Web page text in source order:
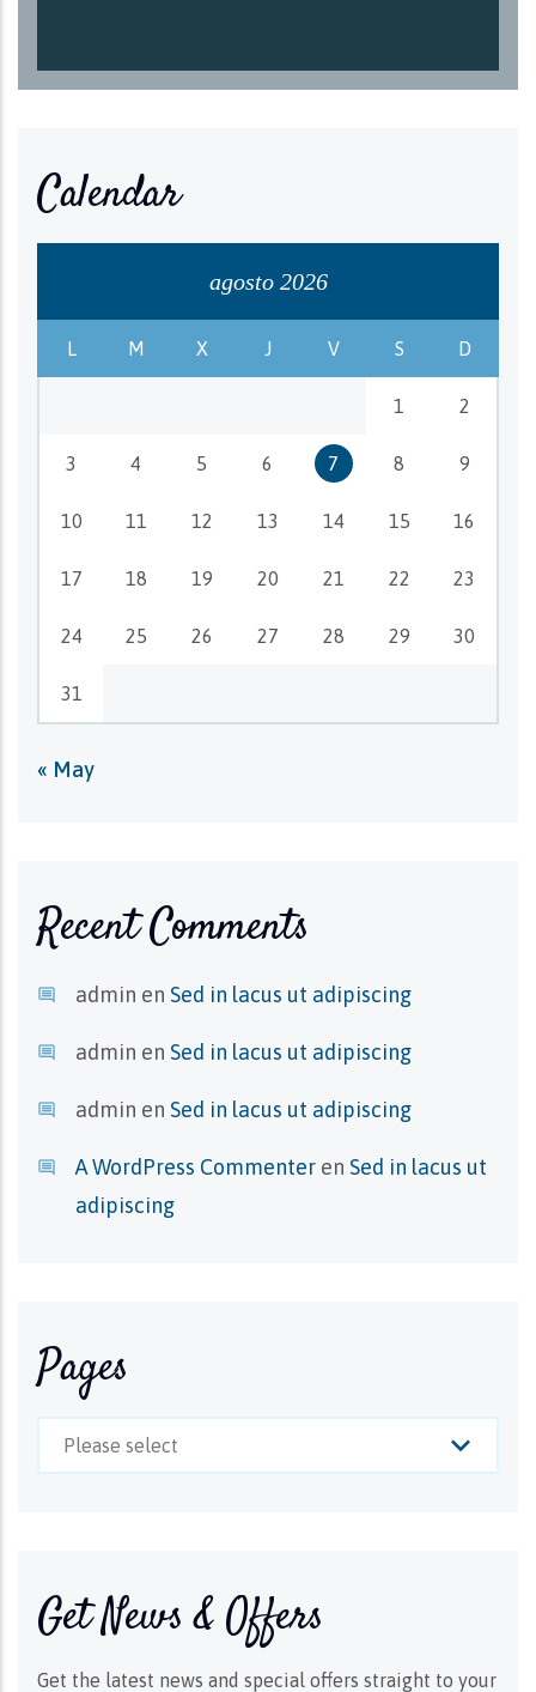
Calendar
agosto 2026
L M X J V S D
1 2
3 4 5 6 7 8 9
10 11 12 13 14 15 16
17 18 19 20 21 22 23
24 25 26 27 28 29 30
31
« May
Recent Comments
admin en Sed in lacus ut adipiscing
admin en Sed in lacus ut adipiscing
admin en Sed in lacus ut adipiscing
A WordPress Commenter en Sed in lacus ut
adipiscing
Pages
Please select
Get News & Offers
Get the latest news and special offers straight to your